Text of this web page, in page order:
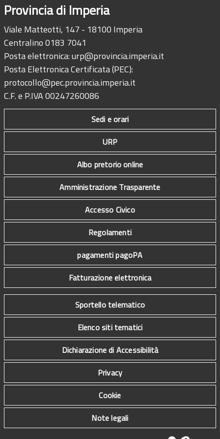
Provincia di Imperia
Viale Matteotti, 147 - 18100 Imperia
Centralino 0183 7041
Posta elettronica:urp@provincia.imperia.it
Posta Elettronica Certificata (PEC):
protocollo@pec.provincia.imperia.it
C.F. e P.IVA 00247260086
Sedi e orari
URP
Albo pretorio online
Amministrazione Trasparente
Accesso Civico
Regolamenti
pagamenti pagoPA
Fatturazione elettronica
Sportello telematico
Elenco siti tematici
Dichiarazione di Accessibilità
Privacy
Cookie
Note legali